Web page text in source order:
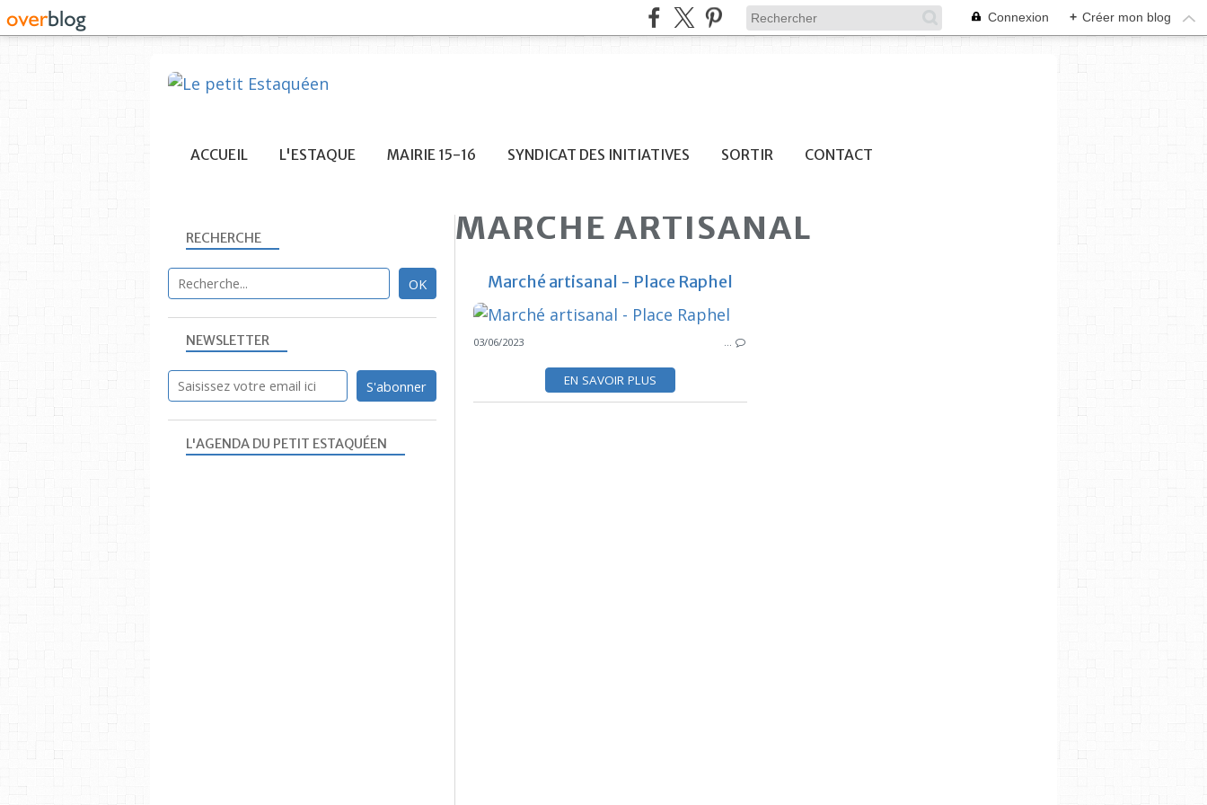
Connexion + Créer mon blog
ACCUEIL L'ESTAQUE MAIRIE 15-16 SYNDICAT DES INITIATIVES SORTIR CONTACT
MARCHE ARTISANAL
Marché artisanal - Place Raphel
03/06/2023 …
EN SAVOIR PLUS
NEWSLETTER
RECHERCHE
L'AGENDA DU PETIT ESTAQUÉEN